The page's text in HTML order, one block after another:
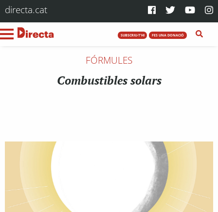
directa.cat
SUBSCRIU-T'HI FES UNA DONACIÓ
FÓRMULES
Combustibles solars